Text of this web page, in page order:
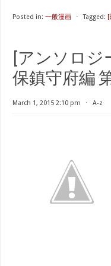
Posted in: 一般漫画 ⋅ Tagged: [
[アンソロジ
保鎮守府編
March 1, 2015 2:10 pm ⋅ A-z